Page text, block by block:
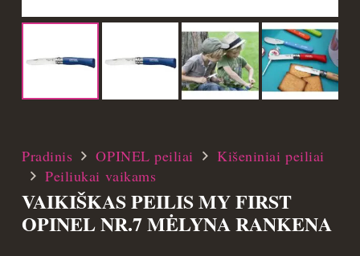
Pradinis OPINEL peiliai
Kišeniniai peiliai
Peiliukai vaikams
VAIKIŠKAS PEILIS MY FIRST
OPINEL NR.7 MĖLYNA RANKENA